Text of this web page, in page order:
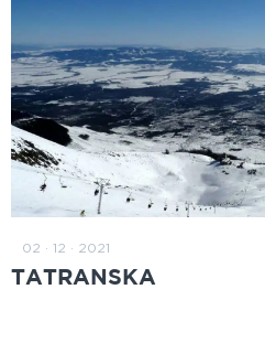
02 · 12 · 2021
TATRANSKA